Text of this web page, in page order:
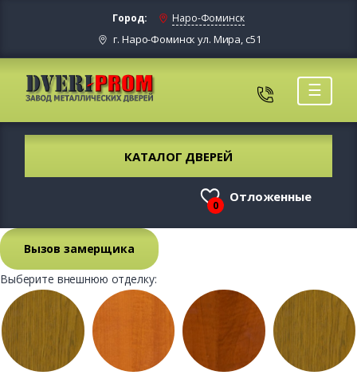
Город: Наро-Фоминск
г. Наро-Фоминск ул. Мира, с51
☰
КАТАЛОГ ДВЕРЕЙ
0
Отложенные
Вызов замерщика
Выберите внешнюю отделку: